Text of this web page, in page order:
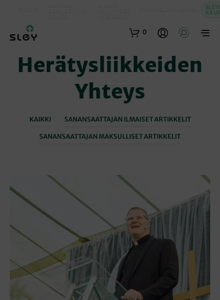
0
Herätysliikkeiden
Yhteys
KAIKKI SANANSAATTAJAN ILMAISET ARTIKKELIT
SANANSAATTAJAN MAKSULLISET ARTIKKELIT